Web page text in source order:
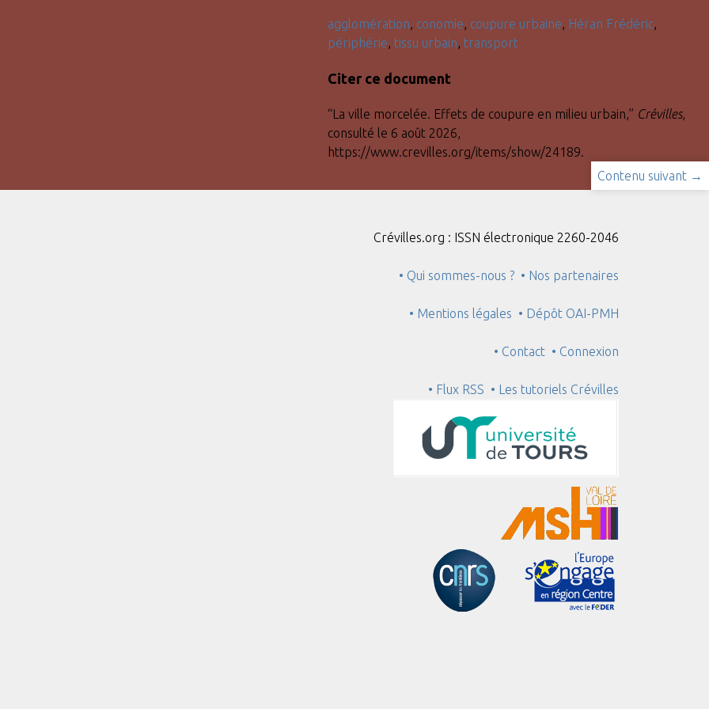
agglomération, conomie, coupure urbaine, Héran Frédéric,
périphérie, tissu urbain, transport
Citer ce document
“La ville morcelée. Effets de coupure en milieu urbain,” Crévilles,
consulté le 6 août 2026,
https://www.crevilles.org/items/show/24189.
Contenu suivant →
Crévilles.org : ISSN électronique 2260-2046
• Qui sommes-nous ? • Nos partenaires
• Mentions légales • Dépôt OAI-PMH
• Contact • Connexion
• Flux RSS • Les tutoriels Crévilles